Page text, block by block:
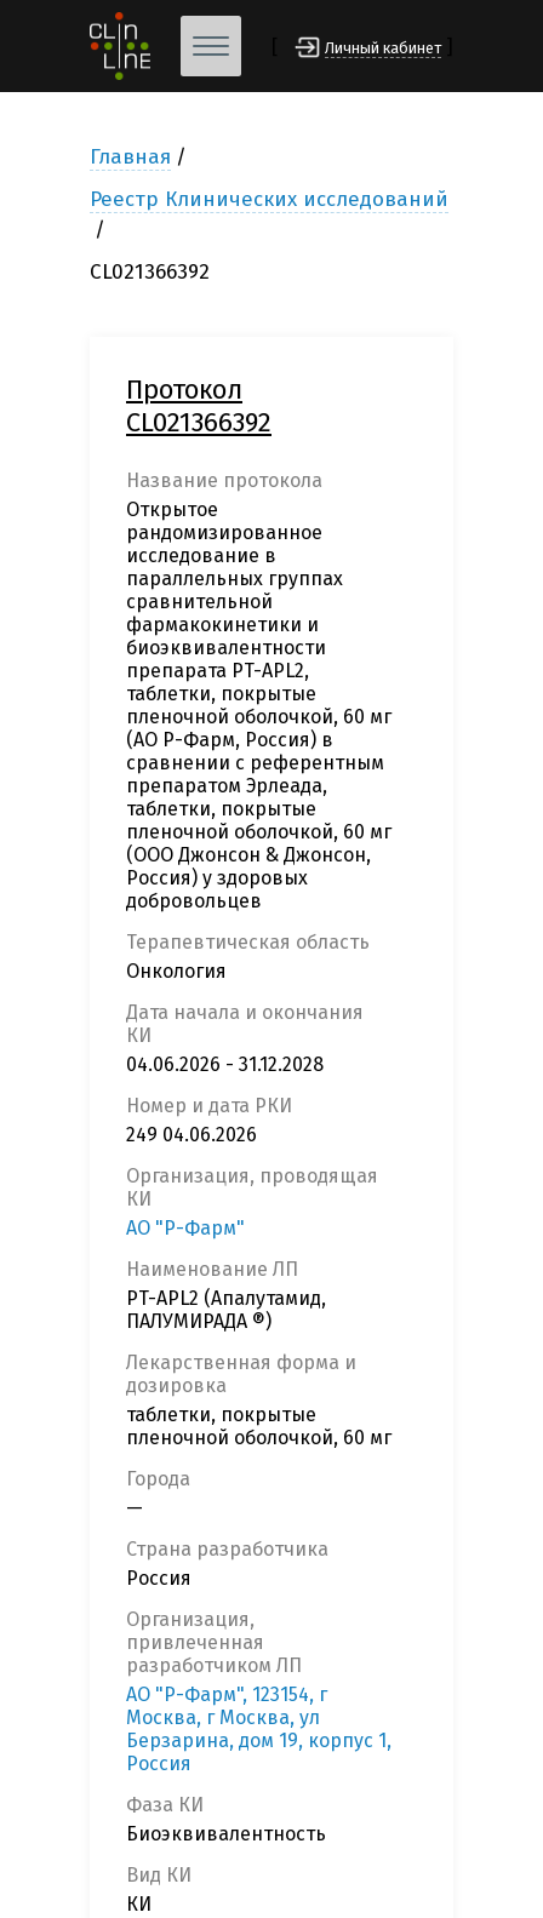
Личный кабинет
Главная
Реестр Клинических исследований
CL021366392
Протокол
CL021366392
Название протокола
Открытое
рандомизированное
исследование в
параллельных группах
сравнительной
фармакокинетики и
биоэквивалентности
препарата PT-APL2,
таблетки, покрытые
пленочной оболочкой, 60 мг
(АО Р-Фарм, Россия) в
сравнении с референтным
препаратом Эрлеада,
таблетки, покрытые
пленочной оболочкой, 60 мг
(ООО Джонсон & Джонсон,
Россия) у здоровых
добровольцев
Терапевтическая область
Онкология
Дата начала и окончания
КИ
04.06.2026 - 31.12.2028
Номер и дата РКИ
249 04.06.2026
Организация, проводящая
КИ
АО "Р-Фарм"
Наименование ЛП
PT-APL2 (Апалутамид,
ПАЛУМИРАДА ®)
Лекарственная форма и
дозировка
таблетки, покрытые
пленочной оболочкой, 60 мг
Города
—
Страна разработчика
Россия
Организация,
привлеченная
разработчиком ЛП
АО "Р-Фарм", 123154, г
Москва, г Москва, ул
Берзарина, дом 19, корпус 1,
Россия
Фаза КИ
Биоэквивалентность
Вид КИ
КИ